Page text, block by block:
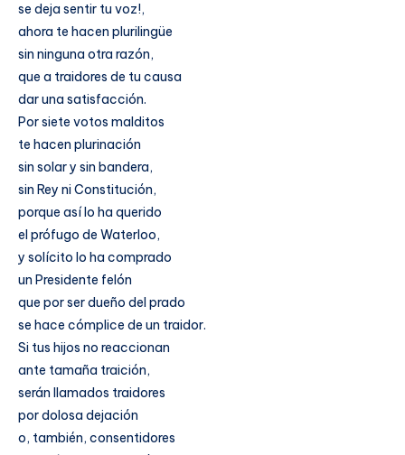
se deja sentir tu voz!,
ahora te hacen plurilingüe
sin ninguna otra razón,
que a traidores de tu causa
dar una satisfacción.
Por siete votos malditos
te hacen plurinación
sin solar y sin bandera,
sin Rey ni Constitución,
porque así lo ha querido
el prófugo de Waterloo,
y solícito lo ha comprado
un Presidente felón
que por ser dueño del prado
se hace cómplice de un traidor.
Si tus hijos no reaccionan
ante tamaña traición,
serán llamados traidores
por dolosa dejación
o, también, consentidores